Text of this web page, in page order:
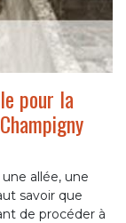
pour la
allée, une
savoir que
de procéder à